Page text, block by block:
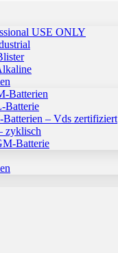
USE ONLY
Batterien
Batterie
Batterien – Vds zertifiziert
zyklisch
Batterie